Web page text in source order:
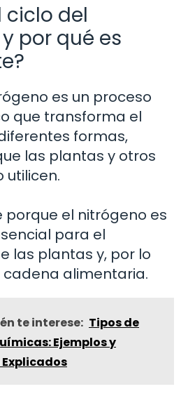
ciclo del
por qué es
es un proceso
que transforma el
formas,
las plantas y otros
utilicen.
porque el nitrógeno es
para el
las plantas y, por lo
alimentaria.
te interese: Tipos de
Ejemplos y